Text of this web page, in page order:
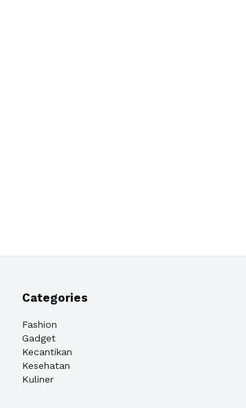
Categories
Fashion
Gadget
Kecantikan
Kesehatan
Kuliner